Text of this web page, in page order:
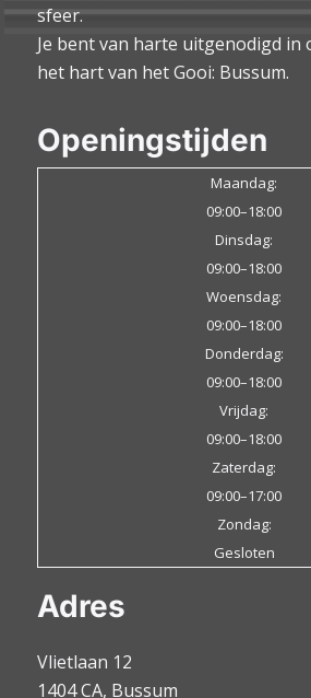
sfeer.
Je bent van harte uitgenodigd in
het hart van het Gooi: Bussum.
Openingstijden
Maandag:
09:00–18:00
Dinsdag:
09:00–18:00
Woensdag:
09:00–18:00
Donderdag:
09:00–18:00
Vrijdag:
09:00–18:00
Zaterdag:
09:00–17:00
Zondag:
Gesloten
Adres
Vlietlaan 12
1404 CA, Bussum